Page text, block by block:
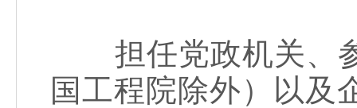
担任党政机关、参
国工程院除外）以及